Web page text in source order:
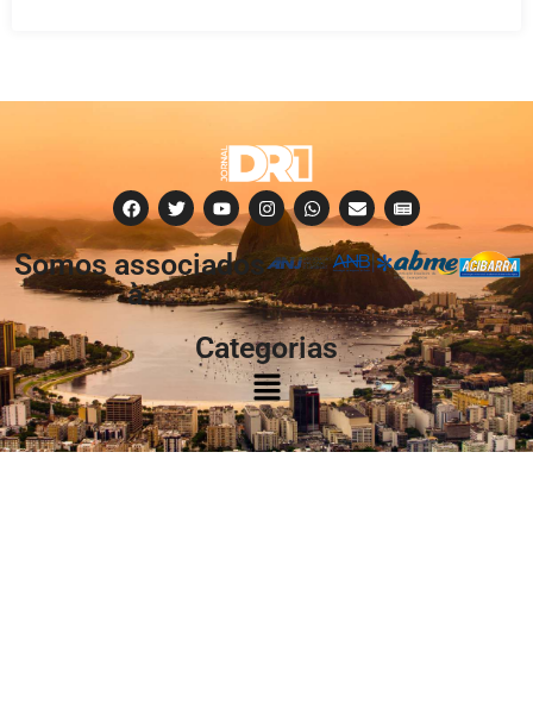
Somos associados
à:
Categorias